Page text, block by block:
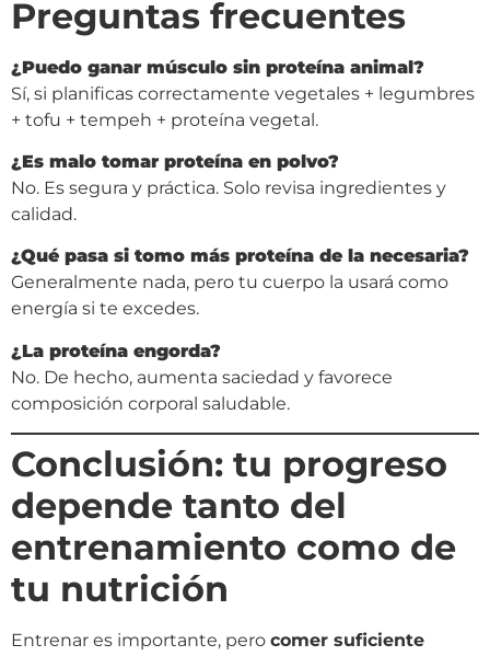
Preguntas frecuentes
¿Puedo ganar músculo sin proteína animal?
Sí, si planificas correctamente vegetales + legumbres
+ tofu + tempeh + proteína vegetal.
¿Es malo tomar proteína en polvo?
No. Es segura y práctica. Solo revisa ingredientes y
calidad.
¿Qué pasa si tomo más proteína de la necesaria?
Generalmente nada, pero tu cuerpo la usará como
energía si te excedes.
¿La proteína engorda?
No. De hecho, aumenta saciedad y favorece
composición corporal saludable.
Conclusión: tu progreso
depende tanto del
entrenamiento como de
tu nutrición
Entrenar es importante, pero comer suficiente